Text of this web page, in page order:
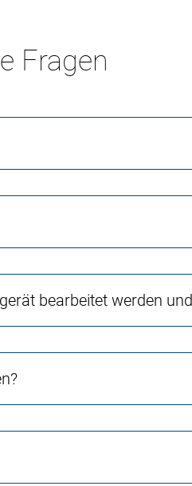
Fragen
bearbeitet werden